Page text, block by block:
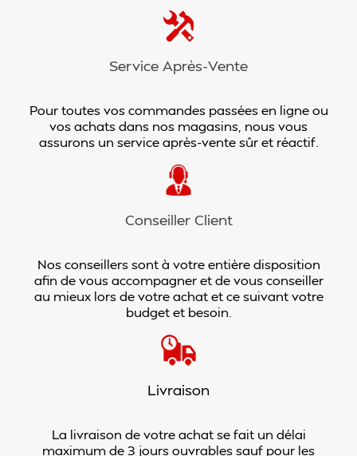
Service Après-Vente
Pour toutes vos commandes passées en ligne ou
vos achats dans nos magasins, nous vous
assurons un service après-vente sûr et réactif.
Conseiller Client
Nos conseillers sont à votre entière disposition
afin de vous accompagner et de vous conseiller
au mieux lors de votre achat et ce suivant votre
budget et besoin.
Livraison
La livraison de votre achat se fait un délai
maximum de 3 jours ouvrables sauf pour les